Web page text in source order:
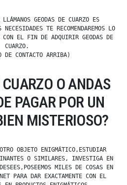
GEODAS DE CUARZO ES
TE RECOMENDAREMOS LO
EL FIN DE ADQUIRIR GEODAS DE
CUARZO.
DE CONTACTO ARRIBA)
O ANDAS
PAGAR POR UN
MISTERIOSO?
OBJETO ENIGMÁTICO,ESTUDIAR
O SIMILARES, INVESTIGA EN
MILES DE COSAS EN
PARA DAR EXACTAMENTE CON EL